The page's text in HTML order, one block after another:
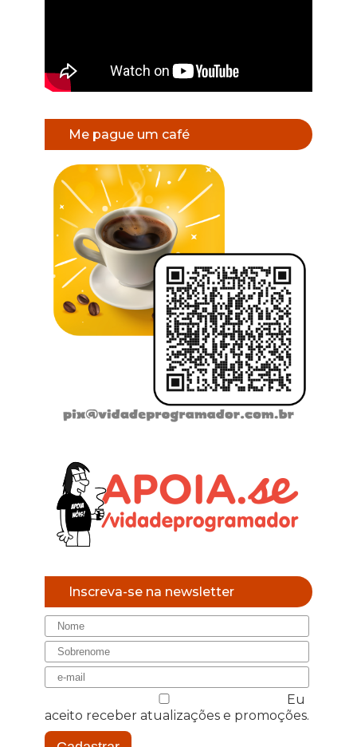
Me pague um café
Inscreva-se na newsletter
Eu
aceito receber atualizações e promoções.